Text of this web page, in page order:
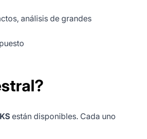
análisis de grandes
están disponibles. Cada uno